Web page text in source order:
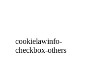
cookielawinfo-
checkbox-others